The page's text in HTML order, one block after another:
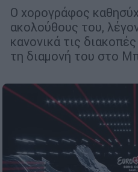
Ο χορογράφος
ακολούθους του,
κανονικά τις
τη διαμονή του στο